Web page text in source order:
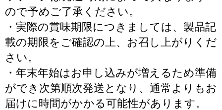
ので予めご了承ください。
・実際の賞味期限につきましては、製品記
載の期限をご確認の上、お召し上がりくだ
さい。
・年末年始はお申し込みが増えるため準備
ができ次第順次発送となり、通常よりもお
届けに時間がかかる可能性があります。